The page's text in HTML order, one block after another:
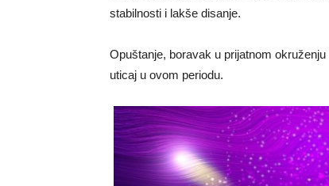
stabilnosti i lakše disanje.
Opuštanje, boravak u prijatnom
uticaj u ovom periodu.